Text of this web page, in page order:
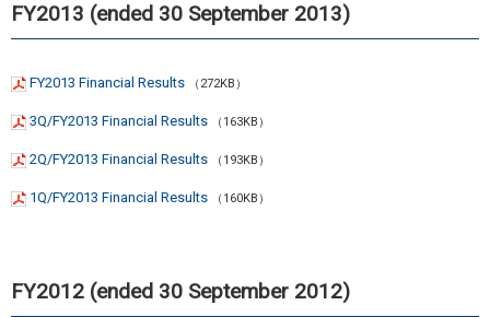
FY2013 (ended 30 September 2013)
FY2013 Financial Results （272KB）
3Q/FY2013 Financial Results （163KB）
2Q/FY2013 Financial Results （193KB）
1Q/FY2013 Financial Results （160KB）
FY2012 (ended 30 September 2012)